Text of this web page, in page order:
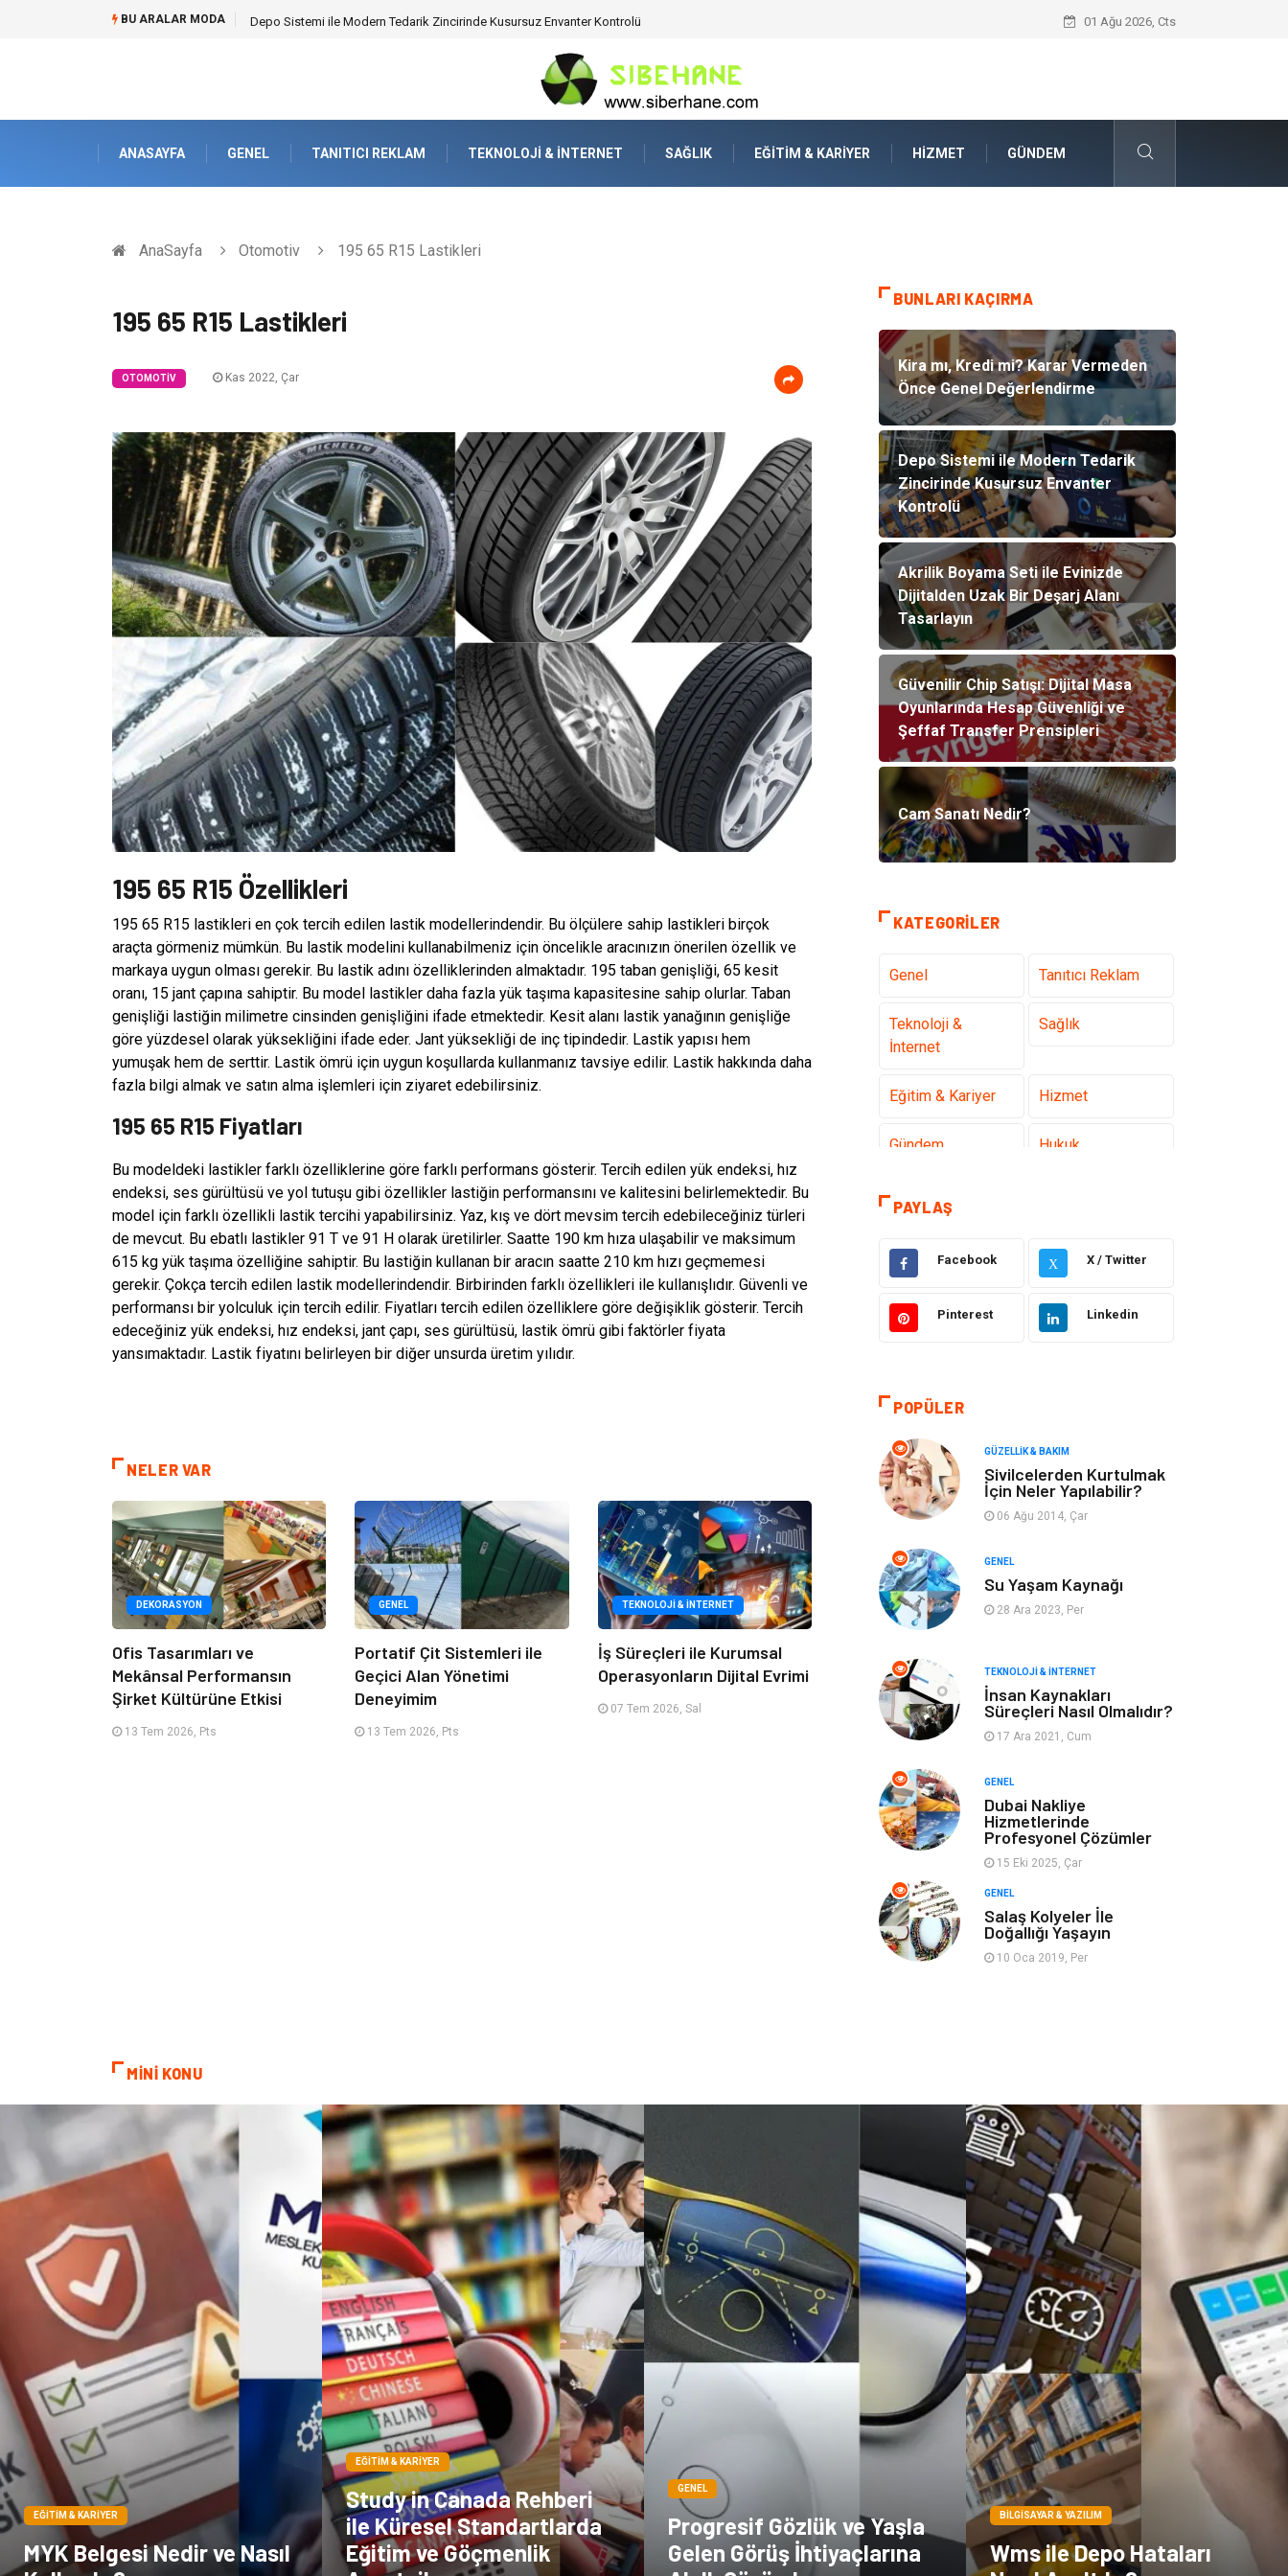
BU ARALAR MODA Depo Sistemi ile Modern Tedarik Zincirinde Kusursuz Envanter Kontrolü Akrilik Boyama Seti ile Evinizde
01 Ağu 2026, Cts
ANASAYFA GENEL TANITICI REKLAM TEKNOLOJI & İNTERNET SAĞLIK EĞITIM & KARIYER HIZMET GÜNDEM
AnaSayfa Otomotiv 195 65 R15 Lastikleri
195 65 R15 Lastikleri
OTOMOTIV Kas 2022, Çar
195 65 R15 Özellikleri
195 65 R15 lastikleri en çok tercih edilen lastik modellerindendir. Bu ölçülere sahip lastikleri birçok
araçta görmeniz mümkün. Bu lastik modelini kullanabilmeniz için öncelikle aracınızın önerilen özellik ve
markaya uygun olması gerekir. Bu lastik adını özelliklerinden almaktadır. 195 taban genişliği, 65 kesit
oranı, 15 jant çapına sahiptir. Bu model lastikler daha fazla yük taşıma kapasitesine sahip olurlar. Taban
genişliği lastiğin milimetre cinsinden genişliğini ifade etmektedir. Kesit alanı lastik yanağının genişliğe
göre yüzdesel olarak yüksekliğini ifade eder. Jant yüksekliği de inç tipindedir. Lastik yapısı hem
yumuşak hem de serttir. Lastik ömrü için uygun koşullarda kullanmanız tavsiye edilir. Lastik hakkında daha
fazla bilgi almak ve satın alma işlemleri için ziyaret edebilirsiniz.
195 65 R15 Fiyatları
Bu modeldeki lastikler farklı özelliklerine göre farklı performans gösterir. Tercih edilen yük endeksi, hız
endeksi, ses gürültüsü ve yol tutuşu gibi özellikler lastiğin performansını ve kalitesini belirlemektedir. Bu
model için farklı özellikli lastik tercihi yapabilirsiniz. Yaz, kış ve dört mevsim tercih edebileceğiniz türleri
de mevcut. Bu ebatlı lastikler 91 T ve 91 H olarak üretilirler. Saatte 190 km hıza ulaşabilir ve maksimum
615 kg yük taşıma özelliğine sahiptir. Bu lastiğin kullanan bir aracın saatte 210 km hızı geçmemesi
gerekir. Çokça tercih edilen lastik modellerindendir. Birbirinden farklı özellikleri ile kullanışlıdır. Güvenli ve
performansı bir yolculuk için tercih edilir. Fiyatları tercih edilen özelliklere göre değişiklik gösterir. Tercih
edeceğiniz yük endeksi, hız endeksi, jant çapı, ses gürültüsü, lastik ömrü gibi faktörler fiyata
yansımaktadır. Lastik fiyatını belirleyen bir diğer unsurda üretim yılıdır.
NELER VAR
DEKORASYON
Ofis Tasarımları ve
Mekânsal Performansın
Şirket Kültürüne Etkisi
13 Tem 2026, Pts
GENEL
Portatif Çit Sistemleri ile
Geçici Alan Yönetimi
Deneyimim
13 Tem 2026, Pts
TEKNOLOJI & İNTERNET
İş Süreçleri ile Kurumsal
Operasyonların Dijital Evrimi
07 Tem 2026, Sal
BUNLARI KAÇIRMA
Kira mı, Kredi mi? Karar Vermeden
Önce Genel Değerlendirme
Depo Sistemi ile Modern Tedarik
Zincirinde Kusursuz Envanter
Kontrolü
Akrilik Boyama Seti ile Evinizde
Dijitalden Uzak Bir Deşarj Alanı
Tasarlayın
Güvenilir Chip Satışı: Dijital Masa
Oyunlarında Hesap Güvenliği ve
Şeffaf Transfer Prensipleri
Cam Sanatı Nedir?
KATEGORILER
Genel Tanıtıcı Reklam
Teknoloji &
İnternet
Sağlık
Eğitim & Kariyer Hizmet
Gündem Hukuk
Moda
Yazılım
Giyim
Yeme & İçme Gıda
Keyif & Hobi Organizasyon
Müzik
Gayrimenkul Spor
Finans& Ekonomi
Genel Kültür Emlak
Mobilya göz sağlığı
Astroloji Sigorta
Cam
Bebek Giyim Veteriner
PAYLAŞ
Facebook X X / Twitter
Pinterest Linkedin
POPÜLER
GÜZELLIK & BAKIM
Sivilcelerden Kurtulmak
İçin Neler Yapılabilir?
06 Ağu 2014, Çar
GENEL
Su Yaşam Kaynağı
28 Ara 2023, Per
TEKNOLOJI & İNTERNET
İnsan Kaynakları
Süreçleri Nasıl Olmalıdır?
17 Ara 2021, Cum
GENEL
Dubai Nakliye
Hizmetlerinde
Profesyonel Çözümler
15 Eki 2025, Çar
GENEL
Salaş Kolyeler İle
Doğallığı Yaşayın
10 Oca 2019, Per
MİNİ KONU
EĞITIM & KARIYER
MYK Belgesi Nedir ve Nasıl
EĞITIM & KARIYER
Study in Canada Rehberi
ile Küresel Standartlarda
Eğitim ve Göçmenlik
GENEL
Progresif Gözlük ve Yaşla
Gelen Görüş İhtiyaçlarına
BILGISAYAR & YAZILIM
Wms ile Depo Hataları